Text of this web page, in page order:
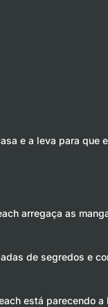
e a leva para que
arregaça as
de segredos e
está parecendo a